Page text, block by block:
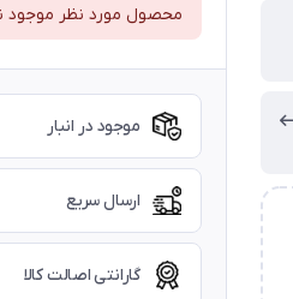
محصول مورد نظر موجود
موجود در انبار
ارسال سریع
گارانتی اصالت کالا